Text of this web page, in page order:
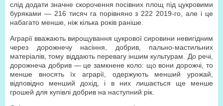
слід додати значне скорочення посівних площ під цукровими
буряками — 216 тисяч га порівняно з 222 2019-го, але і це
набагато менше, ніж кілька років раніше.
Аграрії вважають вирощування цукрової сировини невигідним
через дорожнечу насіння, добрив, пально-мастильних
матеріалів, тому віддають перевагу іншим культурам. До речі,
дорожнеча добрив — це замкнене коло: що вони дорожчі, то
менше вносять їх аграрії, одержують менший урожай,
відповідно менший дохід, і в них лишається ще менше
грошей для купівлі добрив на наступний рік.